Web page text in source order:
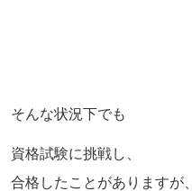
そんな状況下でも
資格試験に挑戦し、
合格したことがありますが、